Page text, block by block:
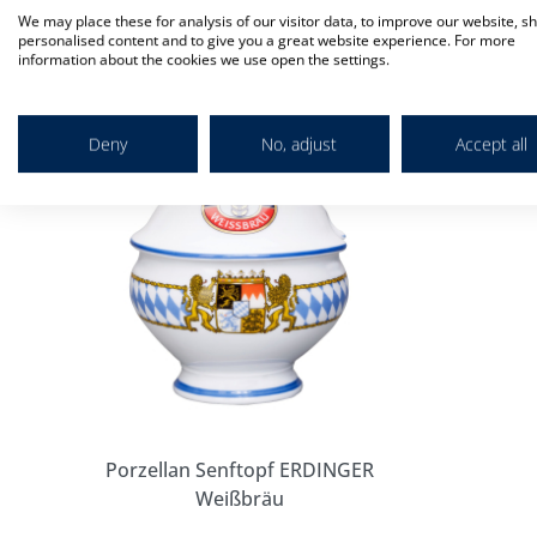
Markieren Sie die Artikel, um Sie dem Warenkorb hinzuzufügen
Warenkorb
Porzellan Senftopf ERDINGER
Weißbräu
We may place these for analysis of our visitor data, to improve our website,
personalised content and to give you a great website experience. For more
information about the cookies we use open the settings.
Deny No, adjust Accept all